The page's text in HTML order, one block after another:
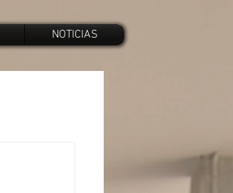
NOTICIAS